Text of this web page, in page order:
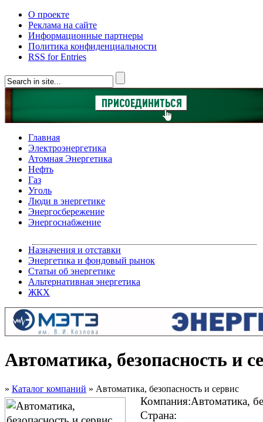
О проекте
Реклама на сайте
Информационные партнеры
Политика конфиденциальности
RSS for Entries
Главная
Электроэнергетика
Атомная Энергетика
Нефть
Газ
Уголь
Люди в энергетике
Энергосбережение
Энергоснабжение
Назначения и отставки
Энергетика и фондовый рынок
Статьи об энергетике
Альтернативная энергетика
ЖКХ
Автоматика, безопасность и
» Каталог компаний » Автоматика, безопасность и сервис
Компания:Автоматика,
Страна: